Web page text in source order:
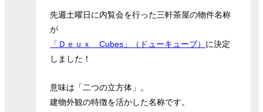
先週土曜日に内覧会を行った三軒茶屋の物件名称
が
「Ｄｅｕｘ Cubes」（ドューキューブ） に決定
しました！
意味は「二つの立方体」。
建物外観の特徴を活かした名称です。